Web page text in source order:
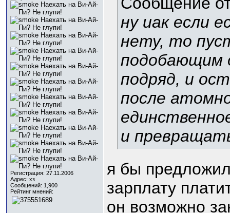
Регистрация: 27.11.2006
Адрес: хз
Сообщений: 1,900
Рейтинг мнений:
ну иак если
нету, то
подобающим
подряд, и
после
и
я бы
зарплату
он возможно